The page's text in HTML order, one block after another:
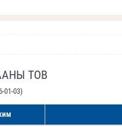
ТОВ
01-03)